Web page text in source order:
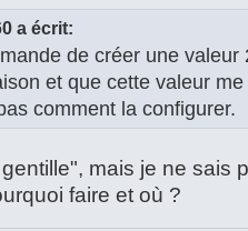
a écrit:
de créer une
et que cette valeur
comment la configurer.
mais je ne sais
faire et où ?